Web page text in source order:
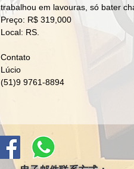
trabalhou em lavouras, só bater
Preço: R$ 319,000
Local: RS.
Contato
Lúcio
(51)9 9761-8894